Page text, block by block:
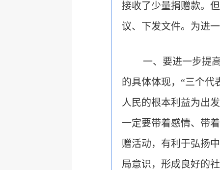
接收了少量捐赠款。
议、下发文件。为进
一、要进一步提
的具体体现，“三个代
人民的根本利益为出
一定要带着感情、带
赠活动，有利于弘扬
局意识，形成良好的